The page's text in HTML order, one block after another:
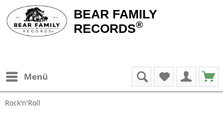
BEAR FAMILY
RECORDS®
Menü
Rock'n'Roll